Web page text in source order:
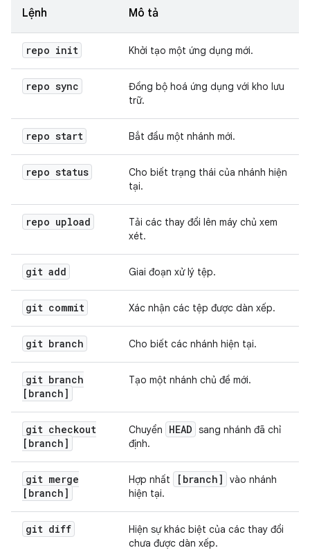
Lệnh Mô tả
repo init Khởi tạo một ứng dụng mới.
repo sync
Đồng bộ hoá ứng dụng với kho lưu
trữ.
repo start Bắt đầu một nhánh mới.
repo status
Cho biết trạng thái của nhánh hiện
tại.
repo upload
Tải các thay đổi lên máy chủ xem
xét.
git add Giai đoạn xử lý tệp.
git commit Xác nhận các tệp được dàn xếp.
git branch Cho biết các nhánh hiện tại.
git branch
[branch]
Tạo một nhánh chủ đề mới.
git checkout
[branch]
Chuyển HEAD sang nhánh đã chỉ
định.
git merge
[branch]
Hợp nhất [branch]
vào nhánh
hiện tại.
git diff
Hiện sự khác biệt của các thay đổi
chưa được dàn xếp.